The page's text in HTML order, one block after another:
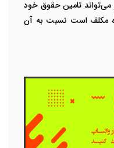
تامین حقوق خود
مکلف است نسبت به آن